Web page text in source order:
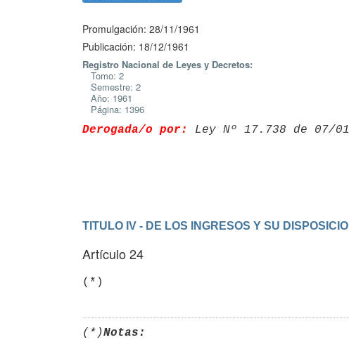
Promulgación: 28/11/1961
Publicación: 18/12/1961
Registro Nacional de Leyes y Decretos:
Tomo: 2
Semestre: 2
Año: 1961
Página: 1396
Derogada/o por: Ley Nº 17.738 de 07/
TITULO IV - DE LOS INGRESOS Y SU
Artículo 24
(*)
(*)Notas: